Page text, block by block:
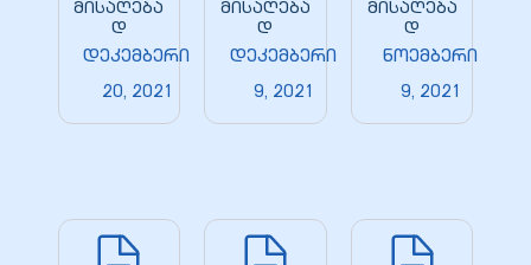
მისაღება
დ
დეკემბერი
20, 2021
მისაღება
დ
დეკემბერი
9, 2021
მისაღება
დ
ნოემბერი
9, 2021